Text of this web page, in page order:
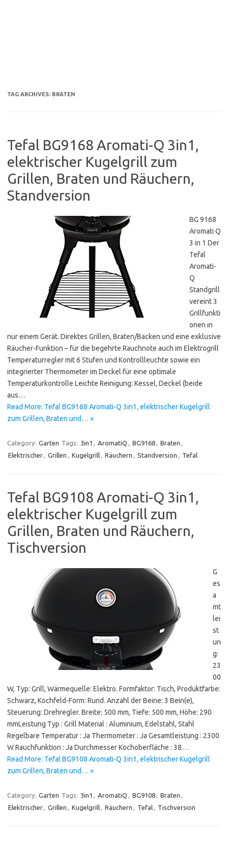
TAG ARCHIVES: BRATEN
Tefal BG9168 Aromati-Q 3in1,
elektrischer Kugelgrill zum
Grillen, Braten und Räuchern,
Standversion
BG 9168
Aromati Q
3 in 1 Der
Tefal
Aromati-
Q
Standgrill
vereint 3
Grillfunkti
onen in
nur einem Gerät. Direktes Grillen, Braten/Backen und eine exklusive
Räucher-Funktion – für die begehrte Rauchnote auch im Elektrogrill
Temperaturregler mit 6 Stufen und Kontrollleuchte sowie ein
integrierter Thermometer im Deckel für eine optimale
Temperaturkontrolle Leichte Reinigung: Kessel, Deckel (beide
aus…
Read More: Tefal BG9168 Aromati-Q 3in1, elektrischer Kugelgrill
zum Grillen, Braten und… »
Category: Garten Tags: 3in1 , AromatiQ , BG9168, Braten ,
Elektrischer, Grillen , Kugelgrill, Räuchern , Standversion , Tefal
Tefal BG9108 Aromati-Q 3in1,
elektrischer Kugelgrill zum
Grillen, Braten und Räuchern,
Tischversion
G
es
a
mt
lei
st
un
g:
23
00
W, Typ: Grill, Wärmequelle: Elektro. Formfaktor: Tisch, Produktfarbe:
Schwarz, Kochfeld-Form: Rund. Anzahl der Beine: 3 Bein(e),
Steuerung: Drehregler. Breite: 500 mm, Tiefe: 500 mm, Höhe: 290
mmLeistung Typ : Grill Material : Aluminium, Edelstahl, Stahl
Regelbare Temperatur : Ja Thermometer : Ja Gesamtleistung : 2300
W Rauchfunktion : Ja Durchmesser Kochoberfläche : 38…
Read More: Tefal BG9108 Aromati-Q 3in1, elektrischer Kugelgrill
zum Grillen, Braten und… »
Category: Garten Tags: 3in1 , AromatiQ , BG9108, Braten ,
Elektrischer, Grillen , Kugelgrill, Räuchern , Tefal, Tischversion